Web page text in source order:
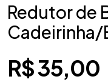
Redutor de
R$35,00